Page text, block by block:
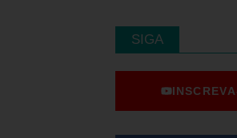
SIGA